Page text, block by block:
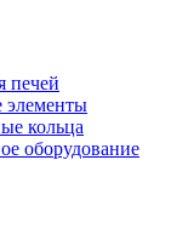
печей
элементы
кольца
оборудование